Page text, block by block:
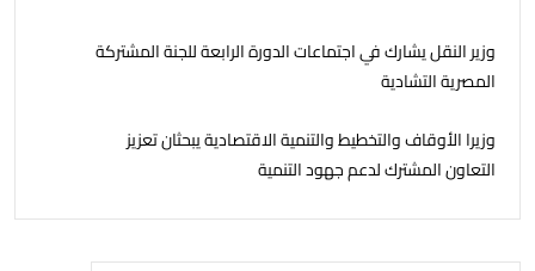
وزير النقل يشارك في اجتماعات الدورة الرابعة للجنة المشتركة
المصرية التشادية
وزيرا الأوقاف والتخطيط والتنمية الاقتصادية يبحثان تعزيز
التعاون المشترك لدعم جهود التنمية